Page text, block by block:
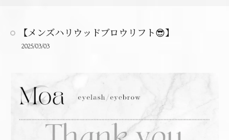
【メンズハリウッドブロウリフト😎】
2025/03/03